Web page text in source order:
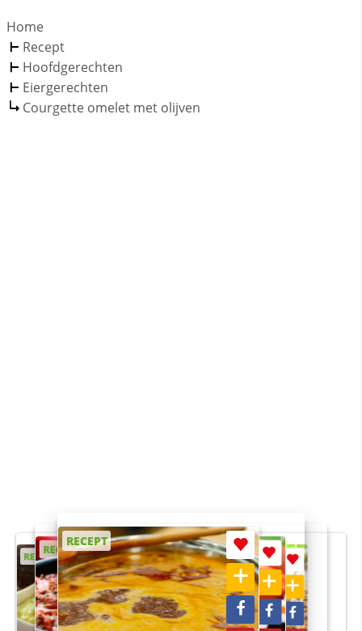
Home
Recept
Hoofdgerechten
Eiergerechten
Courgette omelet met olijven
RECEPT
RECEPT
RECEPT
RECEPT
RECEPT